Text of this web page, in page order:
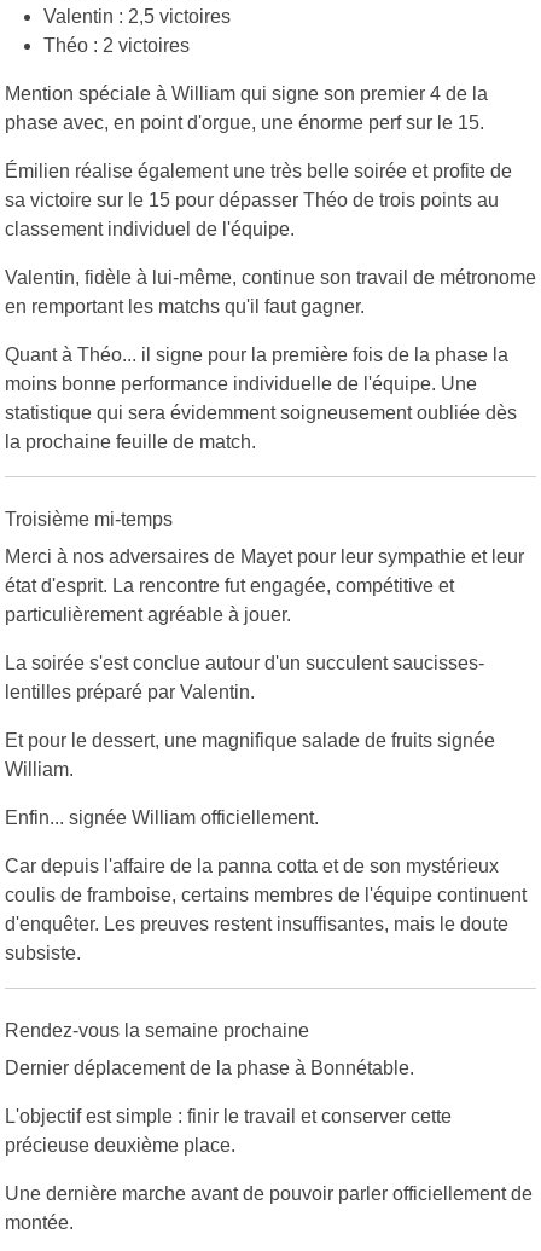
Valentin : 2,5 victoires
Théo : 2 victoires
Mention spéciale à William qui signe son premier 4 de la
phase avec, en point d'orgue, une énorme perf sur le 15.
Émilien réalise également une très belle soirée et profite de
sa victoire sur le 15 pour dépasser Théo de trois points au
classement individuel de l'équipe.
Valentin, fidèle à lui-même, continue son travail de métronome
en remportant les matchs qu'il faut gagner.
Quant à Théo... il signe pour la première fois de la phase la
moins bonne performance individuelle de l'équipe. Une
statistique qui sera évidemment soigneusement oubliée dès
la prochaine feuille de match.
Troisième mi-temps
Merci à nos adversaires de Mayet pour leur sympathie et leur
état d'esprit. La rencontre fut engagée, compétitive et
particulièrement agréable à jouer.
La soirée s'est conclue autour d'un succulent saucisses-
lentilles préparé par Valentin.
Et pour le dessert, une magnifique salade de fruits signée
William.
Enfin... signée William officiellement.
Car depuis l'affaire de la panna cotta et de son mystérieux
coulis de framboise, certains membres de l'équipe continuent
d'enquêter. Les preuves restent insuffisantes, mais le doute
subsiste.
Rendez-vous la semaine prochaine
Dernier déplacement de la phase à Bonnétable.
L'objectif est simple : finir le travail et conserver cette
précieuse deuxième place.
Une dernière marche avant de pouvoir parler officiellement de
montée.